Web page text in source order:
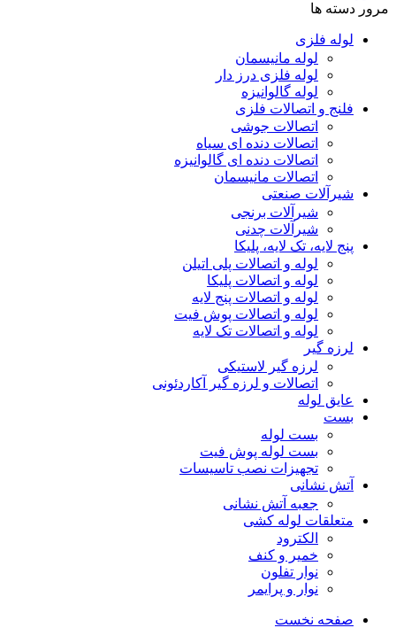
مرور دسته ها
لوله فلزی
لوله مانیسمان
لوله فلزی درز دار
لوله گالوانیزه
فلنج و اتصالات فلزی
اتصالات جوشی
اتصالات دنده ای سیاه
اتصالات دنده ای گالوانیزه
اتصالات مانیسمان
شیرآلات صنعتی
شیرآلات برنجی
شیرآلات چدنی
پنج لایه، تک لایه، پلیکا
لوله و اتصالات پلی اتیلن
لوله و اتصالات پلیکا
لوله و اتصالات پنج لایه
لوله و اتصالات پوش فیت
لوله و اتصالات تک لایه
لرزه گیر
لرزه گیر لاستیکی
اتصالات و لرزه گیر آکاردئونی
عایق لوله
بست
بست لوله
بست لوله پوش فیت
تجهیزات نصب تاسیسات
آتش نشانی
جعبه آتش نشانی
متعلقات لوله کشی
الکترود
خمیر و کنف
نوار تفلون
نوار و پرایمر
صفحه نخست